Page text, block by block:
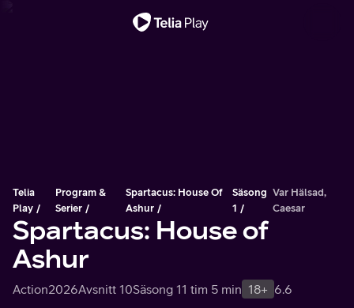
Telia
Play
Program &
Serier
Spartacus: House Of
Ashur
Säsong
1
Var Hälsad,
Caesar
Spartacus: House of
Ashur
Action2026Avsnitt 10Säsong 11 tim 5 min 18+ 6.6